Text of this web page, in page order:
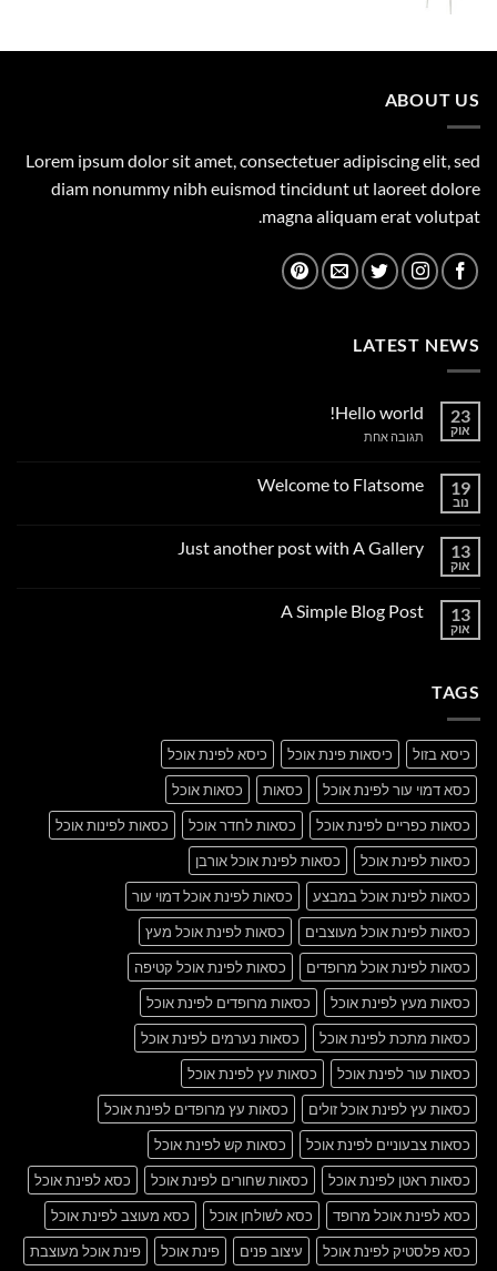
450.00 ₪.
359.00 ₪.
ABOUT US
Lorem ipsum dolor sit amet, consectetuer adipiscing elit, sed
diam nonummy nibh euismod tincidunt ut laoreet dolore
magna aliquam erat volutpat.
LATEST NEWS
23
אוק
Hello world!
תגובה אחתעל
19
נוב
Welcome to Flatsome
Welcome
13
אוק
Just another post with A Gallery
Just
13
אוק
A Simple Blog Post
TAGS
כיסא בזול כיסאות פינת אוכל
כיסא לפינת אוכל
כסא דמוי עור לפינת אוכל
כסאות
כסאות אוכל
כסאות כפריים לפינת אוכל
כסאות לחדר אוכל
כסאות לפינות אוכל
כסאות לפינת אוכל
כסאות לפינת אוכל אורבן
כסאות לפינת אוכל במבצע
כסאות לפינת אוכל דמוי עור
כסאות לפינת אוכל מעוצבים
כסאות לפינת אוכל מעץ
כסאות לפינת אוכל מרופדים
כסאות לפינת אוכל קטיפה
כסאות מעץ לפינת אוכל
כסאות מרופדים לפינת אוכל
כסאות מתכת לפינת אוכל
כסאות נערמים לפינת אוכל
כסאות עור לפינת אוכל
כסאות עץ לפינת אוכל
כסאות עץ לפינת אוכל זולים
כסאות עץ מרופדים לפינת אוכל
כסאות צבעוניים לפינת אוכל
כסאות קש לפינת אוכל
כסאות ראטן לפינת אוכל
כסאות שחורים לפינת אוכל
כסא לפינת אוכל
כסא לפינת אוכל מרופד
כסא לשולחן אוכל
כסא מעוצב לפינת אוכל
כסא פלסטיק לפינת אוכל
עיצוב פנים פינת אוכל פינת אוכל מעוצבת